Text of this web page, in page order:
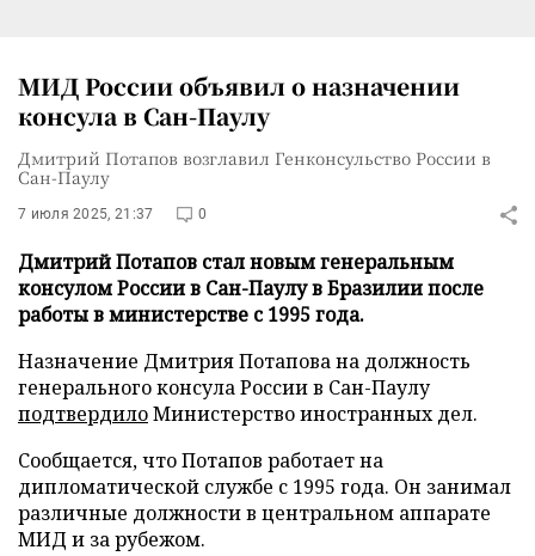
МИД России объявил о назначении
консула в Сан-Паулу
Дмитрий Потапов возглавил Генконсульство России в
Сан-Паулу
7 июля 2025, 21:37 0
Дмитрий Потапов стал новым генеральным
консулом России в Сан-Паулу в Бразилии после
работы в министерстве с 1995 года.
Назначение Дмитрия Потапова на должность
генерального консула России в Сан-Паулу
подтвердилоМинистерство иностранных дел.
Сообщается, что Потапов работает на
дипломатической службе с 1995 года. Он занимал
различные должности в центральном аппарате
МИД и за рубежом.